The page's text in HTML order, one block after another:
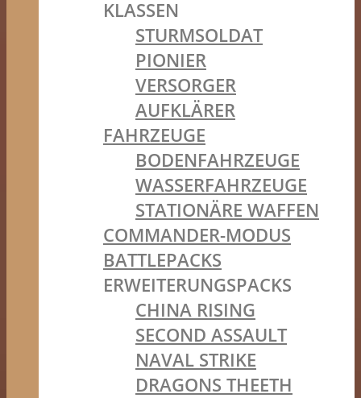
KLASSEN
STURMSOLDAT
PIONIER
VERSORGER
AUFKLÄRER
FAHRZEUGE
BODENFAHRZEUGE
WASSERFAHRZEUGE
STATIONÄRE WAFFEN
COMMANDER-MODUS
BATTLEPACKS
ERWEITERUNGSPACKS
CHINA RISING
SECOND ASSAULT
NAVAL STRIKE
DRAGONS THEETH